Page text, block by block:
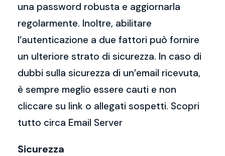
una password robusta e aggiornarla
regolarmente. Inoltre, abilitare
l’autenticazione a due fattori può fornire
un ulteriore strato di sicurezza. In caso di
dubbi sulla sicurezza di un’email ricevuta,
è sempre meglio essere cauti e non
cliccare su link o allegati sospetti. Scopri
tutto circa Email Server
Sicurezza